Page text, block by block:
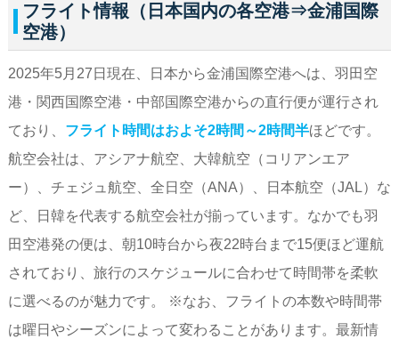
フライト情報（日本国内の各空港⇒金浦国際
空港）
2025年5月27日現在、日本から金浦国際空港へは、羽田空
港・関西国際空港・中部国際空港からの直行便が運行され
ており、 フライト時間はおよそ2時間～2時間半ほどです。
航空会社は、アシアナ航空、大韓航空（コリアンエア
ー）、チェジュ航空、全日空（ANA）、日本航空（JAL）な
ど、日韓を代表する航空会社が揃っています。なかでも羽
田空港発の便は、朝10時台から夜22時台まで15便ほど運航
されており、旅行のスケジュールに合わせて時間帯を柔軟
に選べるのが魅力です。 ※なお、フライトの本数や時間帯
は曜日やシーズンによって変わることがあります。最新情